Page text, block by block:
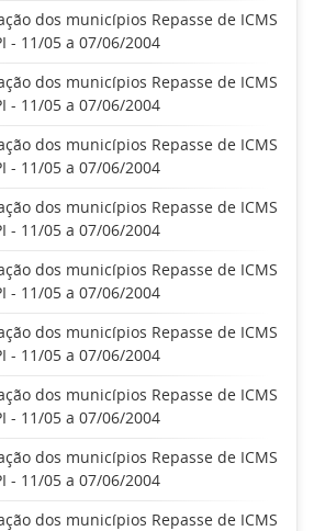
dos municípios Repasse de ICMS
- 11/05 a 07/06/2004
dos municípios Repasse de ICMS
- 11/05 a 07/06/2004
dos municípios Repasse de ICMS
- 11/05 a 07/06/2004
dos municípios Repasse de ICMS
- 11/05 a 07/06/2004
dos municípios Repasse de ICMS
- 11/05 a 07/06/2004
dos municípios Repasse de ICMS
- 11/05 a 07/06/2004
dos municípios Repasse de ICMS
- 11/05 a 07/06/2004
dos municípios Repasse de ICMS
- 11/05 a 07/06/2004
dos municípios Repasse de ICMS